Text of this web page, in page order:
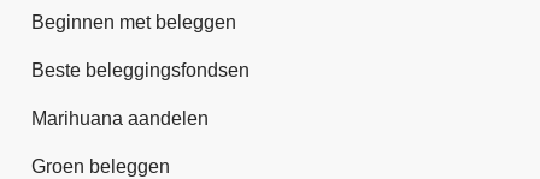
Beginnen met beleggen
Beste beleggingsfondsen
Marihuana aandelen
Groen beleggen